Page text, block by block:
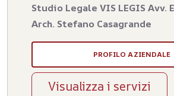
Studio Legale VIS LEGIS Avv.
Arch. Stefano Casagrande
PROFILO AZIENDALE
Visualizza i servizi